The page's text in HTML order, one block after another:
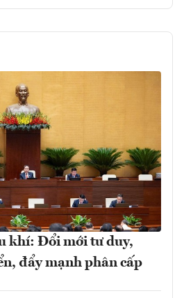
khí: Đổi mới tư duy,
đẩy mạnh phân cấp